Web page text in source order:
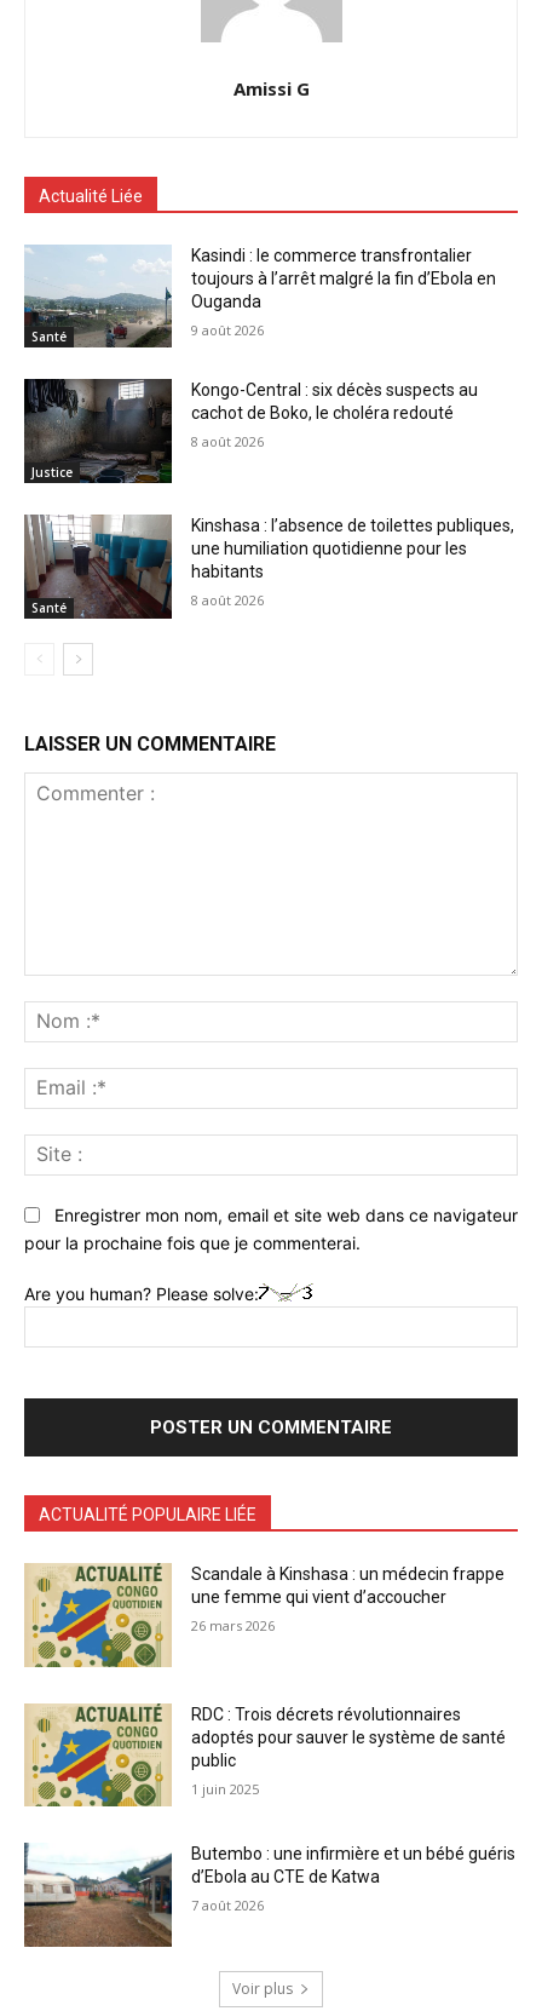
Amissi G
Actualité Liée
Santé
Kasindi : le commerce transfrontalier
toujours à l’arrêt malgré la fin d’Ebola en
Ouganda
9 août 2026
Justice
Kongo-Central : six décès suspects au
cachot de Boko, le choléra redouté
8 août 2026
Santé
Kinshasa : l’absence de toilettes publiques,
une humiliation quotidienne pour les
habitants
8 août 2026
LAISSER UN COMMENTAIRE
:*
:*
:
Enregistrer mon nom, email et site web dans ce navigateur
pour la prochaine fois que je commenterai.
Are you human? Please solve:
ACTUALITÉ POPULAIRE LIÉE
Scandale à Kinshasa : un médecin frappe
une femme qui vient d’accoucher
26 mars 2026
RDC : Trois décrets révolutionnaires
adoptés pour sauver le système de santé
public
1 juin 2025
Butembo : une infirmière et un bébé guéris
d’Ebola au CTE de Katwa
7 août 2026
Voir plus